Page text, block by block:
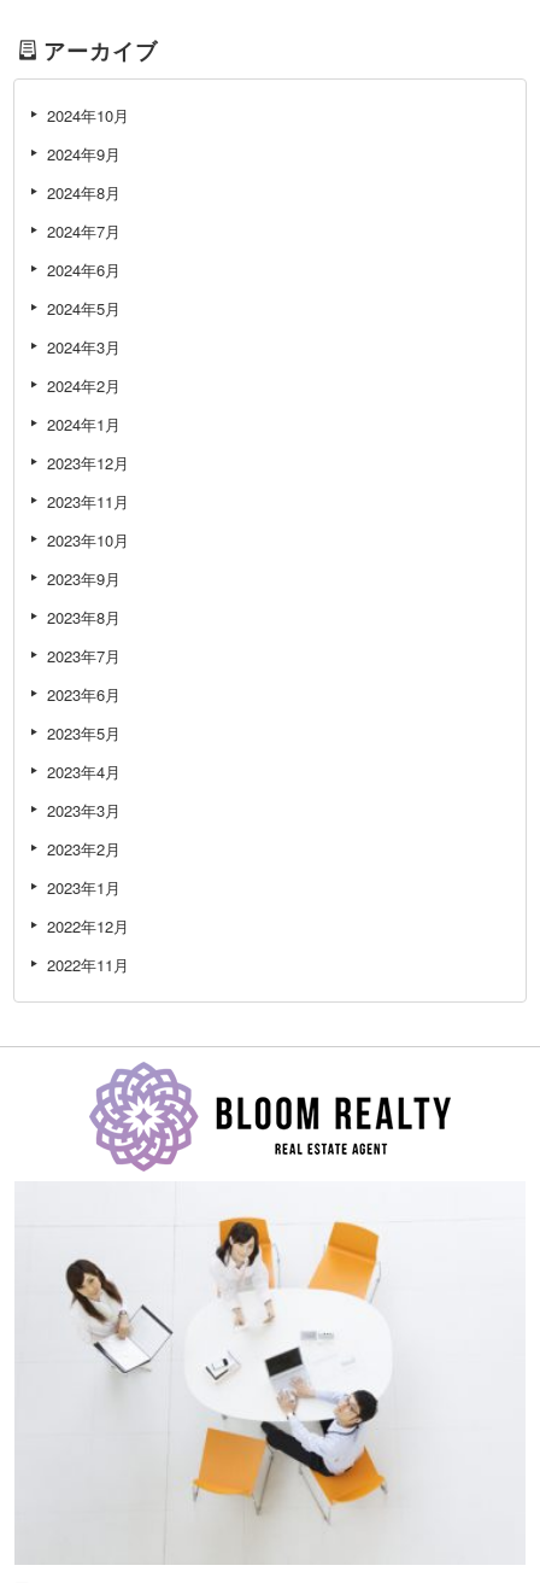
アーカイブ
2024年10月
2024年9月
2024年8月
2024年7月
2024年6月
2024年5月
2024年3月
2024年2月
2024年1月
2023年12月
2023年11月
2023年10月
2023年9月
2023年8月
2023年7月
2023年6月
2023年5月
2023年4月
2023年3月
2023年2月
2023年1月
2022年12月
2022年11月